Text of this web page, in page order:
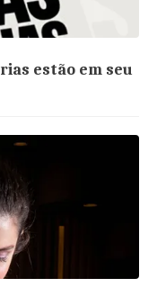
estão em seu